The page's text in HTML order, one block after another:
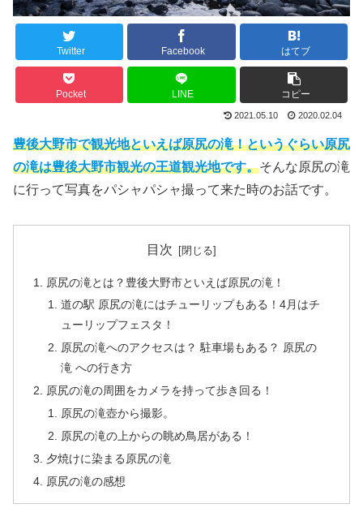
Twitter Facebook はてブ
Pocket LINE コピー
2021.05.10 2020.02.04
豊後大野市で観光地といえば原尻の滝！というぐらい原尻
の滝は豊後大野市観光の王道観光地です。そんな原尻の滝
に行って写真をパシャパシャ撮って来た時のお話です。
目次
原尻の滝とは？豊後大野市といえば原尻の滝！
道の駅 原尻の滝にはチューリップもある！4月はチ
ューリップフェスタ！
原尻の滝へのアクセスは？ 駐車場もある？ 原尻の
滝 への行き方
原尻の滝の周囲をカメラを持って歩き回る！
原尻の滝壺から撮影。
原尻の滝の上からの眺め鳥居がある！
夕焼けに染まる原尻の滝
原尻の滝の感想